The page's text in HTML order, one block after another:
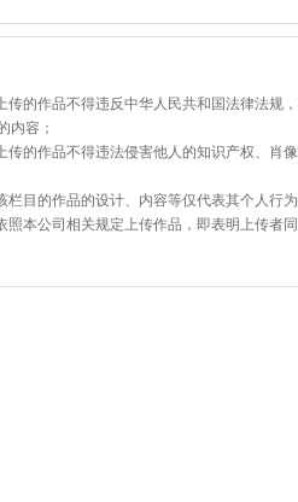
传的作品不得违反中华人民共和国法律法规
内容；
传的作品不得违法侵害他人的知识产权、肖
栏目的作品的设计、内容等仅代表其个人行
照本公司相关规定上传作品，即表明上传者